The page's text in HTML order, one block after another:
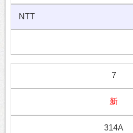
NTT
7
新
314A